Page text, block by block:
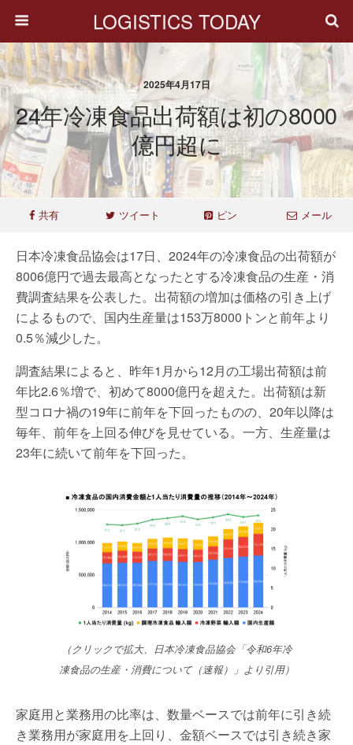
LOGISTICS TODAY
2025年4月17日
24年冷凍食品出荷額は初の8000
億円超に
共有 ツイート ピン メール
日本冷凍食品協会は17日、2024年の冷凍食品の出荷額が
8006億円で過去最高となったとする冷凍食品の生産・消
費調査結果を公表した。出荷額の増加は価格の引き上げ
によるもので、国内生産量は153万8000トンと前年より
0.5％減少した。
調査結果によると、昨年1月から12月の工場出荷額は前
年比2.6％増で、初めて8000億円を超えた。出荷額は新
型コロナ禍の19年に前年を下回ったものの、20年以降は
毎年、前年を上回る伸びを見せている。一方、生産量は
23年に続いて前年を下回った。
（クリックで拡大、日本冷凍食品協会「令和6年冷
凍食品の生産・消費について（速報）」より引用）
家庭用と業務用の比率は、数量ベースでは前年に引き続
き業務用が家庭用を上回り、金額ベースでは引き続き家